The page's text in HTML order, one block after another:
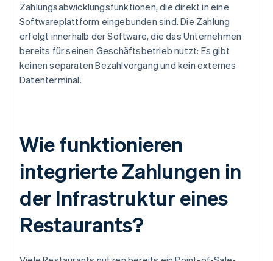
Zahlungsabwicklungsfunktionen, die direkt in eine
Softwareplattform eingebunden sind. Die Zahlung
erfolgt innerhalb der Software, die das Unternehmen
bereits für seinen Geschäftsbetrieb nutzt: Es gibt
keinen separaten Bezahlvorgang und kein externes
Datenterminal.
Wie funktionieren
integrierte Zahlungen in
der Infrastruktur eines
Restaurants?